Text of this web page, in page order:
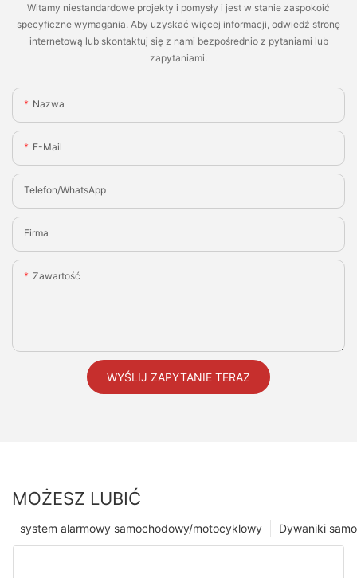
Witamy niestandardowe projekty i pomysły i jest w stanie zaspokoić
specyficzne wymagania. Aby uzyskać więcej informacji, odwiedź stronę
internetową lub skontaktuj się z nami bezpośrednio z pytaniami lub
zapytaniami.
Nazwa
E-Mail
Telefon/WhatsApp
Firma
Zawartość
WYŚLIJ ZAPYTANIE TERAZ
MOŻESZ LUBIĆ
Dywaniki
system alarmowy samochodowy/motocyklowy